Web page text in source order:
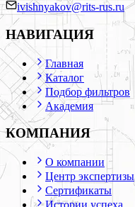
ivishnyakov@rits-rus.ru
НАВИГАЦИЯ
Главная
Каталог
Подбор фильтров
Академия
КОМПАНИЯ
О компании
Центр экспертизы
Сертификаты